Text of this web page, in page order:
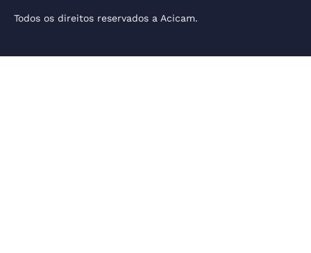
Todos os direitos reservados a Acicam.